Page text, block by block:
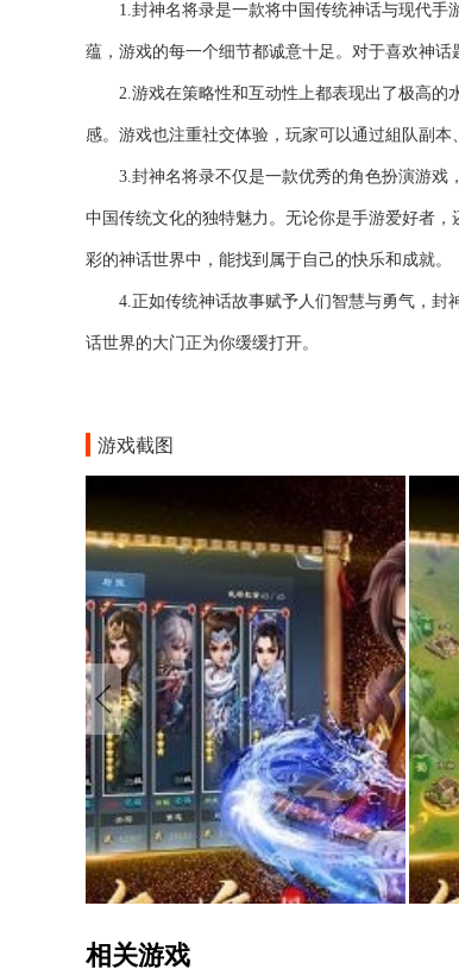
1.封神名将录是一款将中国传统神话与现代
蕴，游戏的每一个细节都诚意十足。对于喜欢神
2.游戏在策略性和互动性上都表现出了极高
感。游戏也注重社交体验，玩家可以通过組队副
3.封神名将录不仅是一款优秀的角色扮演游戏
中国传统文化的独特魅力。无论你是手游爱好者
彩的神话世界中，能找到属于自己的快乐和成就。
4.正如传统神话故事赋予人们智慧与勇气，
话世界的大门正为你缓缓打开。
游戏截图
相关游戏